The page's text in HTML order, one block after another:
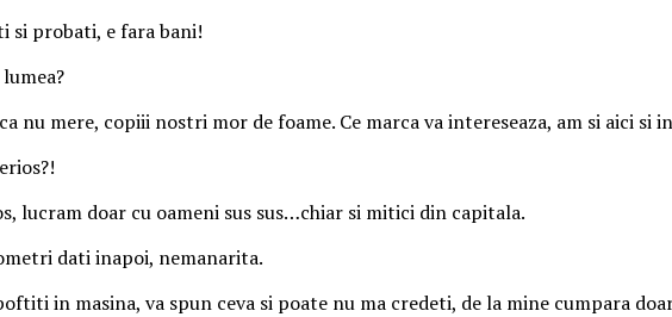
si probati, e fara bani!
nu mere, copiii nostri mor de foame. Ce marca va intereseaza, am si aici
lucram doar cu oameni sus sus…chiar si mitici din capitala.
dati inapoi, nemanarita.
in masina, va spun ceva si poate nu ma credeti, de la mine cumpara